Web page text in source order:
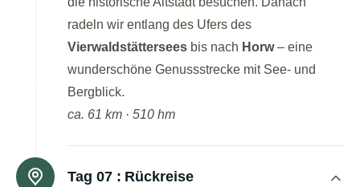
radeln wir entlang des Ufers des
Vierwaldstättersees bis nach Horw– eine
wunderschöne Genussstrecke mit See- und
Bergblick.
ca. 61 km · 510 hm
Tag 07 : Rückreise